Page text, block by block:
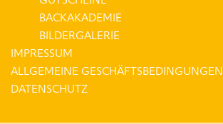
BACKAKADEMIE
BILDERGALERIE
IMPRESSUM
ALLGEMEINE GESCHÄFTSBEDINGUNGEN
DATENSCHUTZ